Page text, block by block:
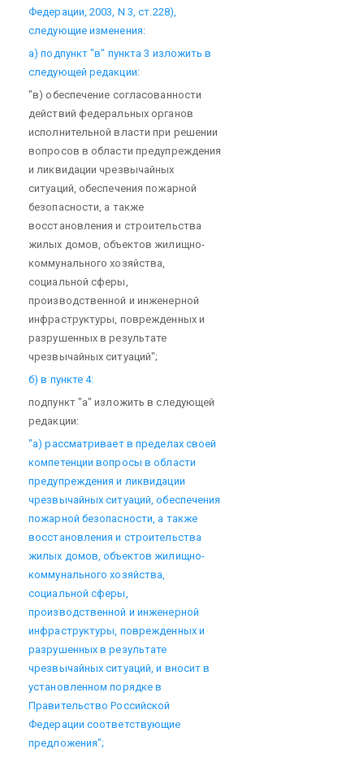
Федерации, 2003, N 3, ст.228),
следующие изменения:
а) подпункт "в" пункта 3 изложить в
следующей редакции:
"в) обеспечение согласованности
действий федеральных органов
исполнительной власти при решении
вопросов в области предупреждения
и ликвидации чрезвычайных
ситуаций, обеспечения пожарной
безопасности, а также
восстановления и строительства
жилых домов, объектов жилищно-
коммунального хозяйства,
социальной сферы,
производственной и инженерной
инфраструктуры, поврежденных и
разрушенных в результате
чрезвычайных ситуаций";
б) в пункте 4:
подпункт "а" изложить в следующей
редакции:
"а) рассматривает в пределах своей
компетенции вопросы в области
предупреждения и ликвидации
чрезвычайных ситуаций, обеспечения
пожарной безопасности, а также
восстановления и строительства
жилых домов, объектов жилищно-
коммунального хозяйства,
социальной сферы,
производственной и инженерной
инфраструктуры, поврежденных и
разрушенных в результате
чрезвычайных ситуаций, и вносит в
установленном порядке в
Правительство Российской
Федерации соответствующие
предложения";